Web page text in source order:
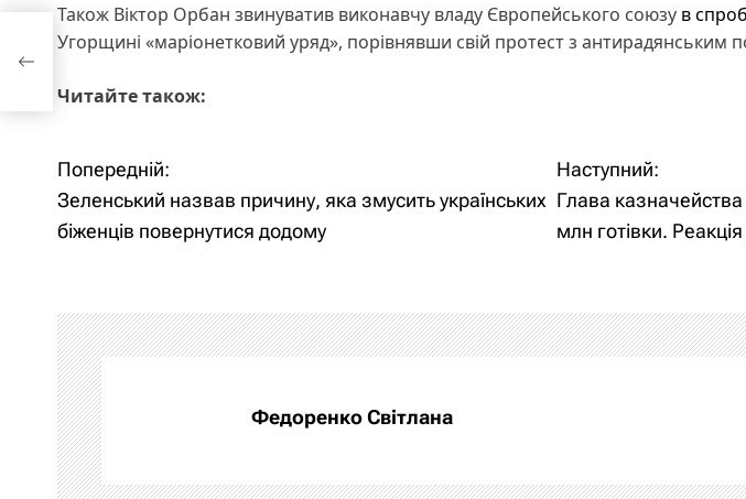
Також Віктор Орбан звинуватив виконавчу владу Європейського союзу в
Угорщині «маріонетковий уряд», порівнявши свій протест з антирадянським
Читайте також:
Н
а
і
г
а
ц
Попередній:
Зеленський назвав причину, яка змусить українських
біженців повернутися додому
Наступний:
Глава
млн готівки. Реакція
Федоренко Світлана